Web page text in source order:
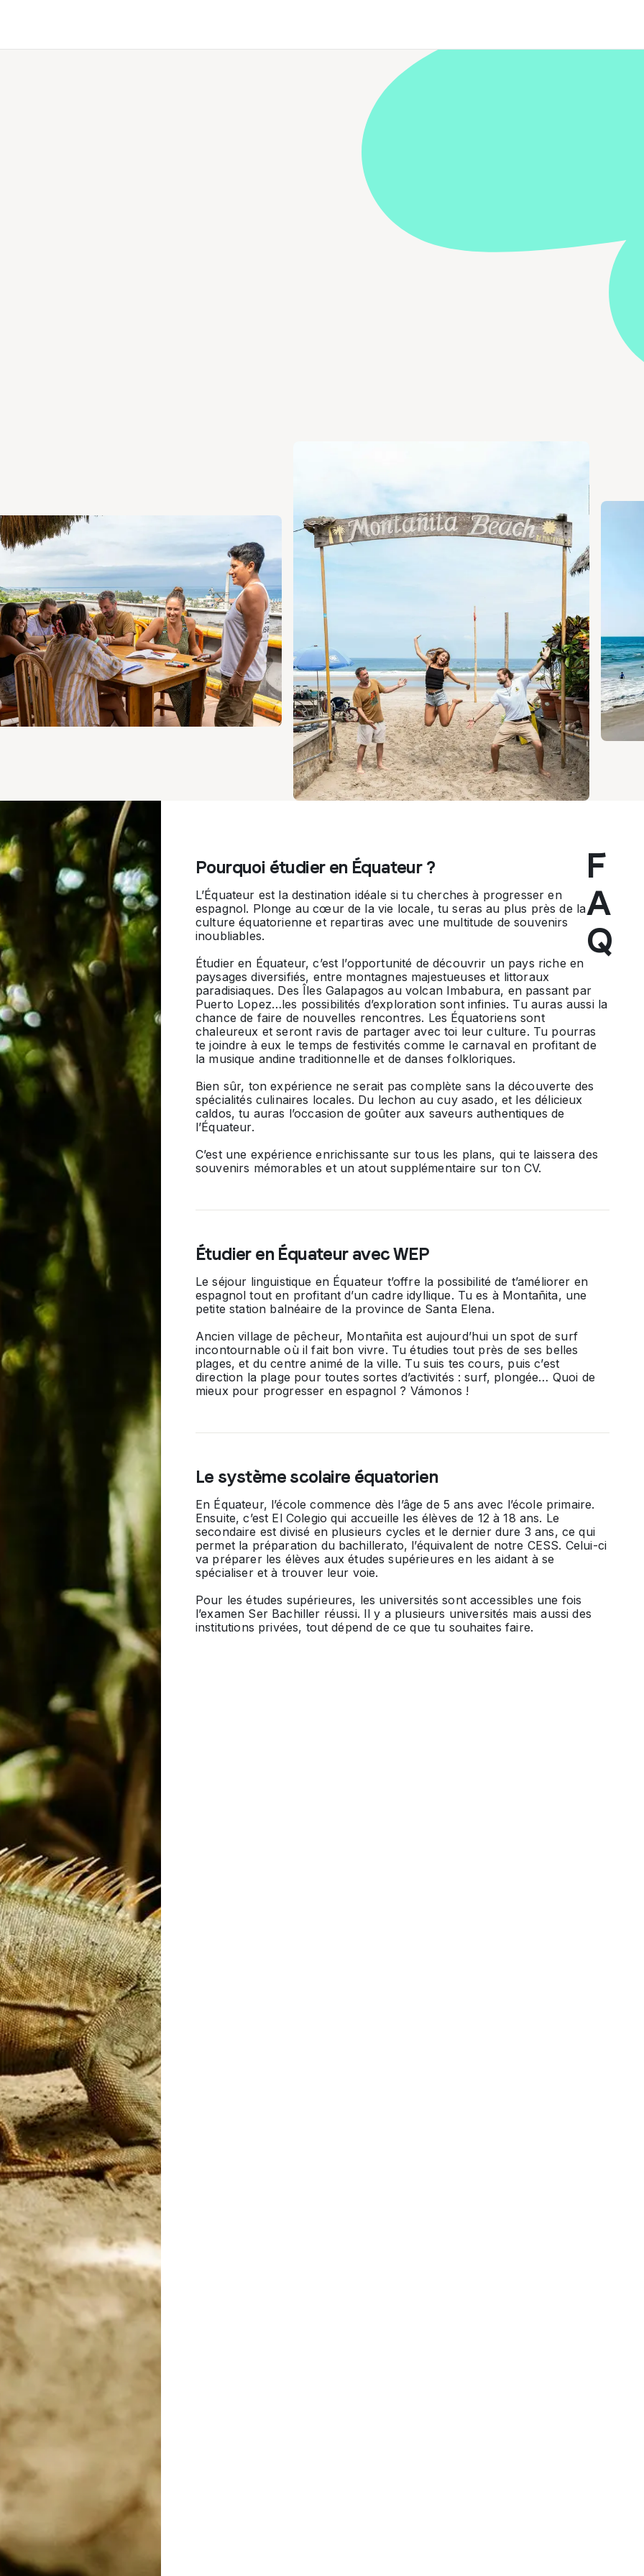
Pourquoi étudier en Équateur ?
L’Équateur est la destination idéale si tu cherches à progresser en
espagnol. Plonge au cœur de la vie locale, tu seras au plus près de la
culture équatorienne et repartiras avec une multitude de souvenirs
inoubliables.
Étudier en Équateur, c’est l’opportunité de découvrir un pays riche en
paysages diversifiés, entre montagnes majestueuses et littoraux
paradisiaques. Des Îles Galapagos au volcan Imbabura, en passant par
Puerto Lopez…les possibilités d’exploration sont infinies. Tu auras aussi la
chance de faire de nouvelles rencontres. Les Équatoriens sont
chaleureux et seront ravis de partager avec toi leur culture. Tu pourras
te joindre à eux le temps de festivités comme le carnaval en profitant de
la musique andine traditionnelle et de danses folkloriques.
Bien sûr, ton expérience ne serait pas complète sans la découverte des
spécialités culinaires locales. Du lechon aucuy asado, et les délicieux
caldos, tu auras l’occasion de goûter aux saveurs authentiques de
l’Équateur.
C’est une expérience enrichissante sur tous les plans, qui te laissera des
souvenirs mémorables et un atout supplémentaire sur ton CV.
Étudier en Équateur avec WEP
Le séjour linguistique en Équateur t’offre la possibilité de t’améliorer en
espagnol tout en profitant d’un cadre idyllique. Tu es à Montañita, une
petite station balnéaire de la province de Santa Elena.
Ancien village de pêcheur, Montañita est aujourd’hui un spot de surf
incontournable où il fait bon vivre. Tu étudies tout près de ses belles
plages, et du centre animé de la ville. Tu suis tes cours, puis c’est
direction la plage pour toutes sortes d’activités : surf, plongée… Quoi de
mieux pour progresser en espagnol ? Vámonos !
Le système scolaire équatorien
En Équateur, l’école commence dès l’âge de 5 ans avec l’école primaire.
Ensuite, c’est El Colegio qui accueille les élèves de 12 à 18 ans. Le
secondaire est divisé en plusieurs cycles et le dernier dure 3 ans, ce qui
permet la préparation du bachillerato, l’équivalent de notre CESS. Celui-ci
va préparer les élèves aux études supérieures en les aidant à se
spécialiser et à trouver leur voie.
Pour les études supérieures, les universités sont accessibles une fois
l’examen Ser Bachiller réussi. Il y a plusieurs universités mais aussi des
institutions privées, tout dépend de ce que tu souhaites faire.
F
A
Q